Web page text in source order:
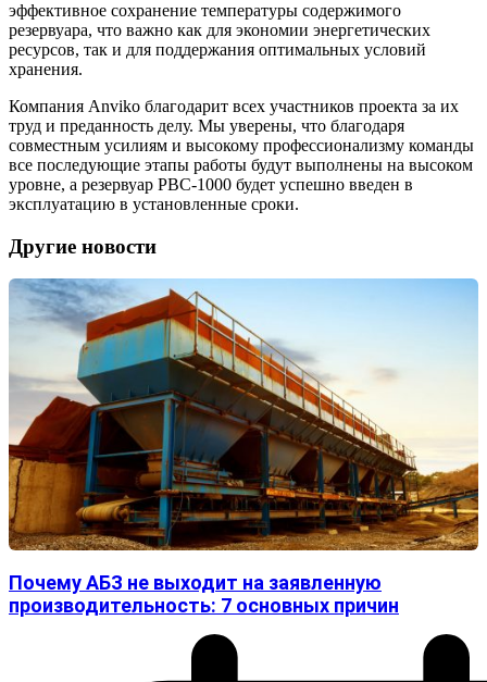
эффективное сохранение температуры содержимого
резервуара, что важно как для экономии энергетических
ресурсов, так и для поддержания оптимальных условий
хранения.
Компания Anviko благодарит всех участников проекта за их
труд и преданность делу. Мы уверены, что благодаря
совместным усилиям и высокому профессионализму команды
все последующие этапы работы будут выполнены на высоком
уровне, а резервуар РВС-1000 будет успешно введен в
эксплуатацию в установленные сроки.
Другие новости
Почему АБЗ не выходит на заявленную
производительность: 7 основных причин